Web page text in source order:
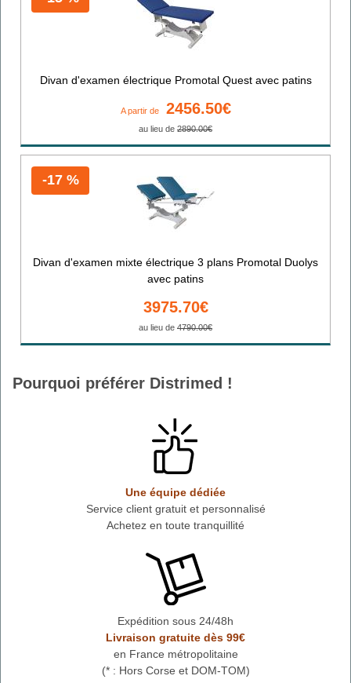
Divan d'examen électrique Promotal Quest avec patins
A partir de 2456.50€
au lieu de 2890.00€
-17 %
Divan d'examen mixte électrique 3 plans Promotal Duolys
avec patins
3975.70€
au lieu de 4790.00€
Pourquoi préférer Distrimed !
Une équipe dédiée
Service client gratuit et personnalisé
Achetez en toute tranquillité
Expédition sous 24/48h
Livraison gratuite dès 99€
en France métropolitaine
(* : Hors Corse et DOM-TOM)